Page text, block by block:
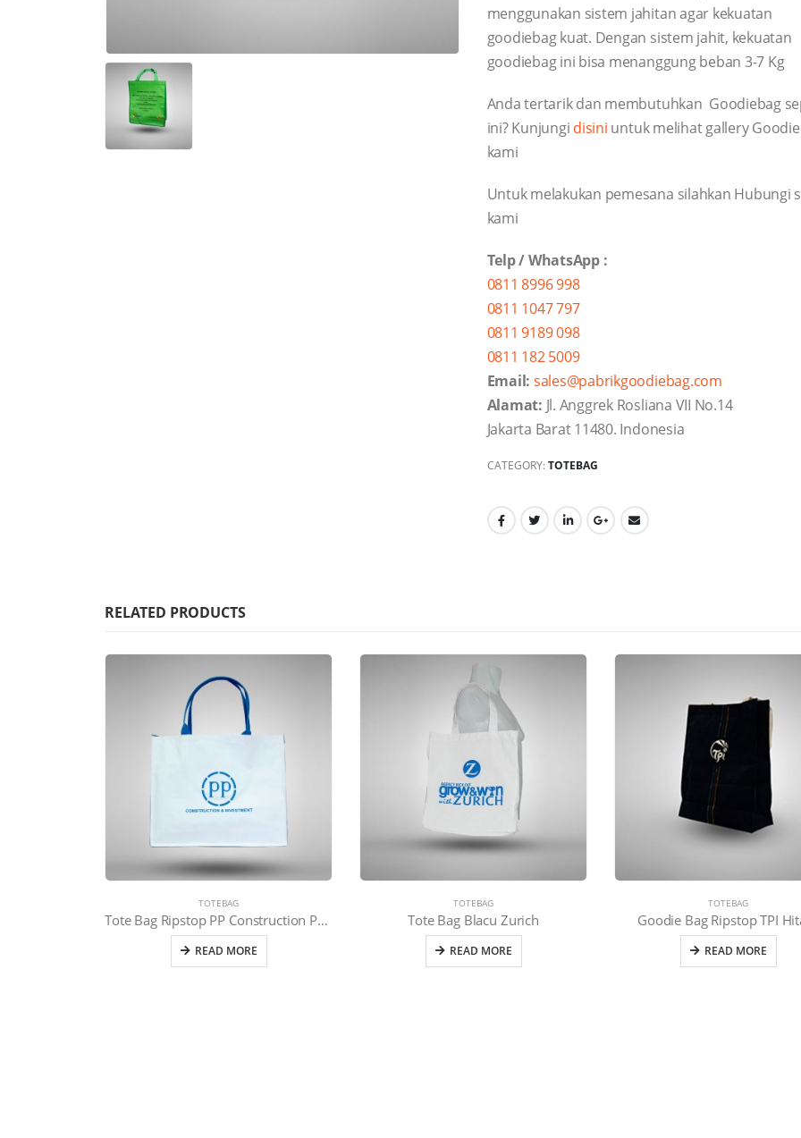
menggunakan sistem jahitan agar kekuatan
goodiebag kuat. Dengan sistem jahit, kekuatan
goodiebag ini bisa menanggung beban 3-7 Kg
Anda tertarik dan membutuhkan Goodiebag
ini? Kunjungi disini untuk melihat gallery
kami
Untuk melakukan pemesana silahkan Hubungi
kami
Telp / WhatsApp :
0811 8996 998
0811 1047 797
0811 9189 098
0811 182 5009
Email: sales@pabrikgoodiebag.com
Alamat: Jl. Anggrek Rosliana VII No.14
Jakarta Barat 11480. Indonesia
CATEGORY:TOTEBAG
RELATED PRODUCTS
TOTEBAG
Tote Bag Ripstop PP Construction Putih Biru
READ MORE
TOTEBAG
Tote Bag Blacu Zurich
READ MORE
TOTEBAG
Goodie Bag Ripstop TPI
READ MORE